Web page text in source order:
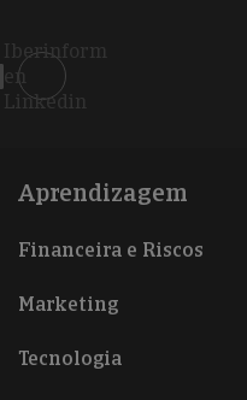
Iberinform
en
Linkedin
Aprendizagem
Financeira e Riscos
Marketing
Tecnologia